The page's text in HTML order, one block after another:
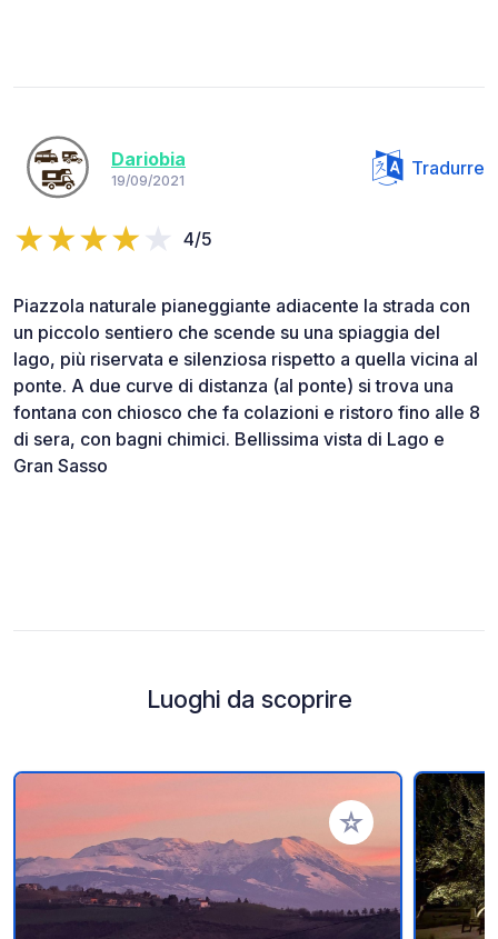
Dariobia
19/09/2021
Tradurre
4/5
Piazzola naturale pianeggiante adiacente la strada con
un piccolo sentiero che scende su una spiaggia del
lago, più riservata e silenziosa rispetto a quella vicina al
ponte. A due curve di distanza (al ponte) si trova una
fontana con chiosco che fa colazioni e ristoro fino alle 8
di sera, con bagni chimici. Bellissima vista di Lago e
Gran Sasso
Luoghi da scoprire
Aggiungi ai tuoi